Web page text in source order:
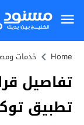
Home خدمات
تفاصيل
تطبيق توكلنا